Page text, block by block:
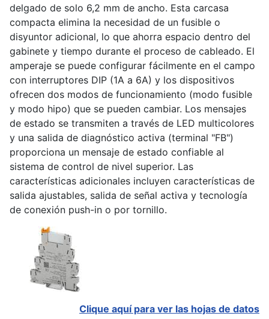
delgado de solo 6,2 mm de ancho. Esta carcasa
compacta elimina la necesidad de un fusible o
disyuntor adicional, lo que ahorra espacio dentro del
gabinete y tiempo durante el proceso de cableado. El
amperaje se puede configurar fácilmente en el campo
con interruptores DIP (1A a 6A) y los dispositivos
ofrecen dos modos de funcionamiento (modo fusible
y modo hipo) que se pueden cambiar. Los mensajes
de estado se transmiten a través de LED multicolores
y una salida de diagnóstico activa (terminal "FB")
proporciona un mensaje de estado confiable al
sistema de control de nivel superior. Las
características adicionales incluyen características de
salida ajustables, salida de señal activa y tecnología
de conexión push-in o por tornillo.
Clique aquí para ver las hojas de datos